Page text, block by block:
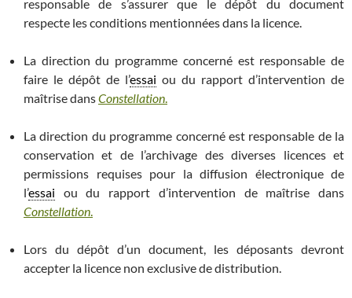
responsable de s’assurer que le dépôt du document
respecte les conditions mentionnées dans la licence.
La direction du programme concerné est responsable de
faire le dépôt de l’essai ou du rapport d’intervention de
maîtrise dansConstellation.
La direction du programme concerné est responsable de la
conservation et de l’archivage des diverses licences et
permissions requises pour la diffusion électronique de
l’essai ou du rapport d’intervention de maîtrise dans
Constellation.
Lors du dépôt d’un document, les déposants devront
accepter la licence non exclusive de distribution.